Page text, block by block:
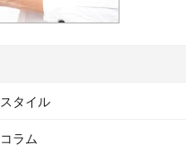
スタイル
コラム